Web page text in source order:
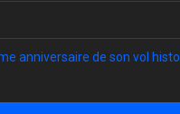
anniversaire de son vol